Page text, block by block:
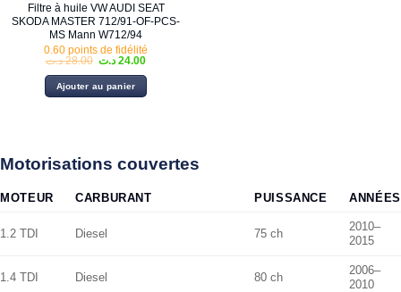
Filtre à huile VW AUDI SEAT
SKODA MASTER 712/91-OF-PCS-
MS Mann W712/94
0.60 points de fidélité
28.00 د.ت
Le
initial
était :
24.00 د.ت
Le
actuel
est :
Ajouter au panier
Motorisations couvertes
MOTEUR CARBURANT PUISSANCE ANNÉES
1.2 TDI Diesel 75 ch
2010–
2015
1.4 TDI Diesel 80 ch
2006–
2010